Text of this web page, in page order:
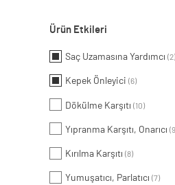
Ürün Etkileri
Saç Uzamasına Yardımcı (2)
Kepek Önleyici (6)
Dökülme Karşıtı (10)
Yıpranma Karşıtı, Onarıcı
Kırılma Karşıtı (8)
Yumuşatıcı, Parlatıcı (7)